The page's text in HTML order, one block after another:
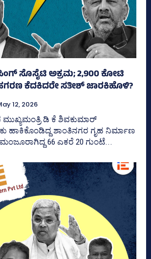
ಸೊಸೈಟಿ ಅಕ್ರಮ; 2,900 ಕೋಟಿ
ಕೆದಕಿದರೇ ಸತೀಶ್ ಜಾರಕಿಹೊಳಿ?
12, 2026
ಡಿ ಕೆ ಶಿವಕುಮಾರ್‍‌
ಹಾಕಿಕೊಂಡಿದ್ದ ಶಾಂತಿನಗರ ಗೃಹ ನಿರ್ಮಾಣ
66 ಎಕರೆ 20 ಗುಂಟೆ...